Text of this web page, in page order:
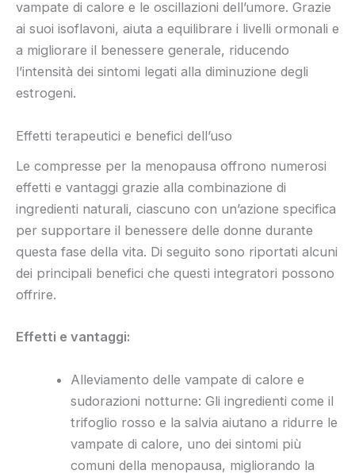
vampate di calore e le oscillazioni dell’umore. Grazie
ai suoi isoflavoni, aiuta a equilibrare i livelli ormonali e
a migliorare il benessere generale, riducendo
l’intensità dei sintomi legati alla diminuzione degli
estrogeni.
Effetti terapeutici e benefici dell’uso
Le compresse per la menopausa offrono numerosi
effetti e vantaggi grazie alla combinazione di
ingredienti naturali, ciascuno con un’azione specifica
per supportare il benessere delle donne durante
questa fase della vita. Di seguito sono riportati alcuni
dei principali benefici che questi integratori possono
offrire.
Effetti e vantaggi:
Alleviamento delle vampate di calore e
sudorazioni notturne: Gli ingredienti come il
trifoglio rosso e la salvia aiutano a ridurre le
vampate di calore, uno dei sintomi più
comuni della menopausa, migliorando la